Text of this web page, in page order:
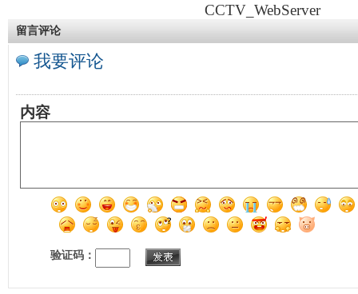
CCTV_WebServer
留言评论
我要评论
内容
验证码：